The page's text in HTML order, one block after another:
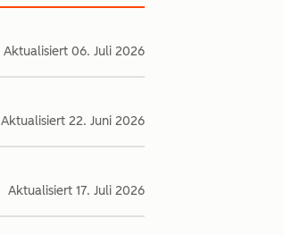
Aktualisiert 06. Juli 2026
Aktualisiert 22. Juni 2026
Aktualisiert 17. Juli 2026